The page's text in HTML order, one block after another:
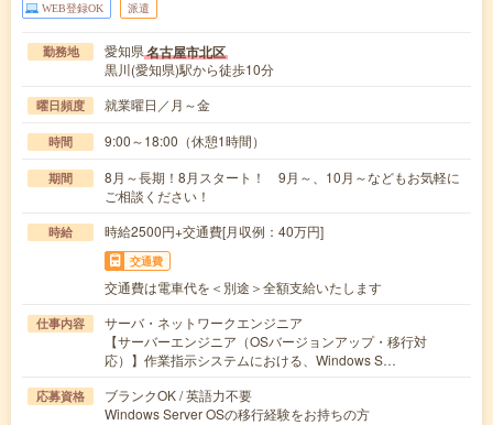
WEB登録OK 派遣
勤務地 愛知県名古屋市北区
黒川(愛知県)駅から徒歩10分
曜日頻度 就業曜日／月～金
時間 9:00～18:00（休憩1時間）
期間
8月～長期！8月スタート！ 9月～、10月～などもお気軽に
ご相談ください！
時給 時給2500円+交通費[月収例：40万円]
交通費
交通費は電車代を＜別途＞全額支給いたします
仕事内容
サーバ・ネットワークエンジニア
【サーバーエンジニア（OSバージョンアップ・移行対
応）】作業指示システムにおける、Windows S…
応募資格
ブランクOK / 英語力不要
Windows Server OSの移行経験をお持ちの方